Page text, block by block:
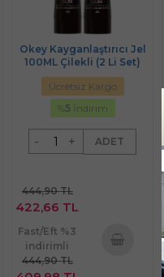
Okey Kayganlaştırıcı Jel
100ML Çilekli (2 Li Set)
Ücretsiz Kargo
%5 İndirim
- + ADET
444,90 TL
422,66 TL
Fast/Eft %3
indirimli
444,90 TL